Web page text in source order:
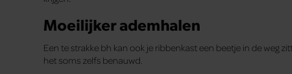
Moeilijker ademhalen
Een te strakke bh kan ook je ribbenkast een beetje in de weg
het soms zelfs benauwd.